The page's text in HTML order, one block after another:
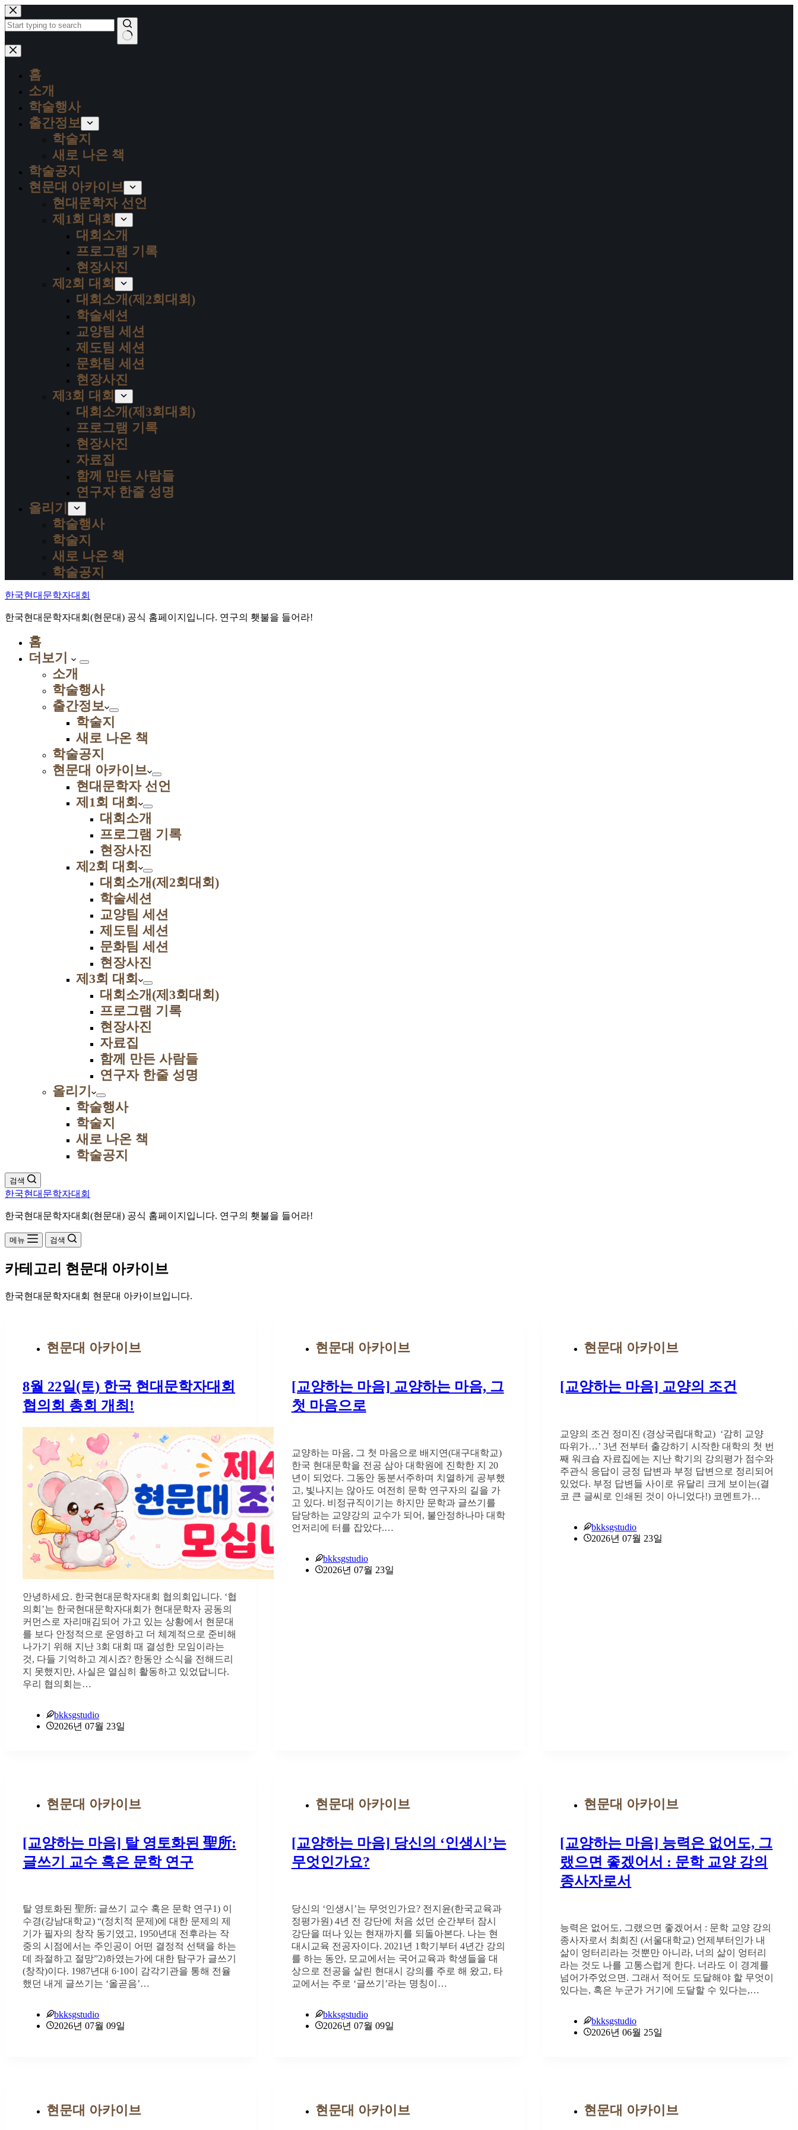
본
문
으
로
건
결
홈
소개
학술행사
출간정보
학술지
새로 나온 책
학술공지
현문대 아카이브
현대문학자 선언
제1회 대회
대회소개
프로그램 기록
현장사진
제2회 대회
대회소개(제2회대회)
학술세션
교양팀 세션
제도팀 세션
문화팀 세션
현장사진
제3회 대회
대회소개(제3회대회)
프로그램 기록
현장사진
자료집
함께 만든 사람들
연구자 한줄 성명
올리기
학술행사
학술지
새로 나온 책
학술공지
한국현대문학자대회
한국현대문학자대회(현문대) 공식 홈페이지입니다. 연구의 횃불을 들어라!
홈
더보기
소개
학술행사
출간정보
학술지
새로 나온 책
학술공지
현문대 아카이브
현대문학자 선언
제1회 대회
대회소개
프로그램 기록
현장사진
제2회 대회
대회소개(제2회대회)
학술세션
교양팀 세션
제도팀 세션
문화팀 세션
현장사진
제3회 대회
대회소개(제3회대회)
프로그램 기록
현장사진
자료집
함께 만든 사람들
연구자 한줄 성명
올리기
학술행사
학술지
새로 나온 책
학술공지
검색
한국현대문학자대회
한국현대문학자대회(현문대) 공식 홈페이지입니다. 연구의 횃불을 들어라!
메뉴 검색
카테고리 현문대 아카이브
한국현대문학자대회 현문대 아카이브입니다.
현문대 아카이브
8월 22일(토) 한국 현대문학자대회
협의회 총회 개최!
안녕하세요. 한국현대문학자대회 협의회입니다. ‘협
의회’는 한국현대문학자대회가 현대문학자 공동의
커먼스로 자리매김되어 가고 있는 상황에서 현문대
를 보다 안정적으로 운영하고 더 체계적으로 준비해
나가기 위해 지난 3회 대회 때 결성한 모임이라는
것, 다들 기억하고 계시죠? 한동안 소식을 전해드리
지 못했지만, 사실은 열심히 활동하고 있었답니다.
우리 협의회는…
bkksgstudio
2026년 07월 23일
현문대 아카이브
[교양하는 마음] 교양하는 마음, 그
첫 마음으로
교양하는 마음, 그 첫 마음으로 배지연(대구대학교)
한국 현대문학을 전공 삼아 대학원에 진학한 지 20
년이 되었다. 그동안 동분서주하며 치열하게 공부했
고, 빛나지는 않아도 여전히 문학 연구자의 길을 가
고 있다. 비정규직이기는 하지만 문학과 글쓰기를
담당하는 교양강의 교수가 되어, 불안정하나마 대학
언저리에 터를 잡았다.…
bkksgstudio
2026년 07월 23일
현문대 아카이브
[교양하는 마음] 교양의 조건
교양의 조건 정미진 (경상국립대학교) ‘감히 교양
따위가…’ 3년 전부터 출강하기 시작한 대학의 첫 번
째 워크숍 자료집에는 지난 학기의 강의평가 점수와
주관식 응답이 긍정 답변과 부정 답변으로 정리되어
있었다. 부정 답변들 사이로 유달리 크게 보이는(결
코 큰 글씨로 인쇄된 것이 아니었다!) 코멘트가…
bkksgstudio
2026년 07월 23일
현문대 아카이브
[교양하는 마음] 탈 영토화된 聖所:
글쓰기 교수 혹은 문학 연구
탈 영토화된 聖所: 글쓰기 교수 혹은 문학 연구1) 이
수경(강남대학교) “(정치적 문제)에 대한 문제의 제
기가 필자의 창작 동기였고, 1950년대 전후라는 작
중의 시점에서는 주인공이 어떤 결정적 선택을 하는
데 좌절하고 절망”2)하였는가에 대한 탐구가 글쓰기
(창작)이다. 1987년대 6·10이 감각기관을 통해 전율
했던 내게 글쓰기는 ‘올곧음’…
bkksgstudio
2026년 07월 09일
현문대 아카이브
[교양하는 마음] 당신의 ‘인생시’는
무엇인가요?
당신의 ‘인생시’는 무엇인가요? 전지윤(한국교육과
정평가원) 4년 전 강단에 처음 섰던 순간부터 잠시
강단을 떠나 있는 현재까지를 되돌아본다. 나는 현
대시교육 전공자이다. 2021년 1학기부터 4년간 강의
를 하는 동안, 모교에서는 국어교육과 학생들을 대
상으로 전공을 살린 현대시 강의를 주로 해 왔고, 타
교에서는 주로 ‘글쓰기’라는 명칭이…
bkksgstudio
2026년 07월 09일
현문대 아카이브
[교양하는 마음] 능력은 없어도, 그
랬으면 좋겠어서 : 문학 교양 강의
종사자로서
능력은 없어도, 그랬으면 좋겠어서 : 문학 교양 강의
종사자로서 최희진 (서울대학교) 언제부터인가 내
삶이 엉터리라는 것뿐만 아니라, 너의 삶이 엉터리
라는 것도 나를 고통스럽게 한다. 너라도 이 경계를
넘어가주었으면. 그래서 적어도 도달해야 할 무엇이
있다는, 혹은 누군가 거기에 도달할 수 있다는,…
bkksgstudio
2026년 06월 25일
현문대 아카이브 현문대 아카이브 현문대 아카이브